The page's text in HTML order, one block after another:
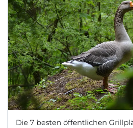
Die 7 besten öffentlichen